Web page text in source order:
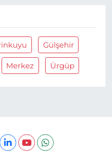
Gülşehir
Merkez Ürgüp